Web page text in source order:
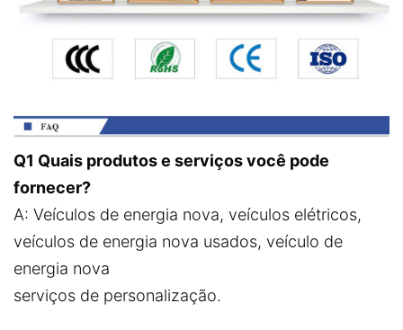
Q1 Quais produtos e serviços você pode
fornecer?
A: Veículos de energia nova, veículos elétricos,
veículos de energia nova usados, veículo de
energia nova
serviços de personalização.